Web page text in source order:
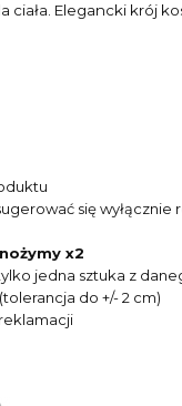
Elegancki krój
się wyłącznie
x2
jedna sztuka z
do +/- 2 cm)